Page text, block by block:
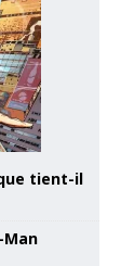
tient-il